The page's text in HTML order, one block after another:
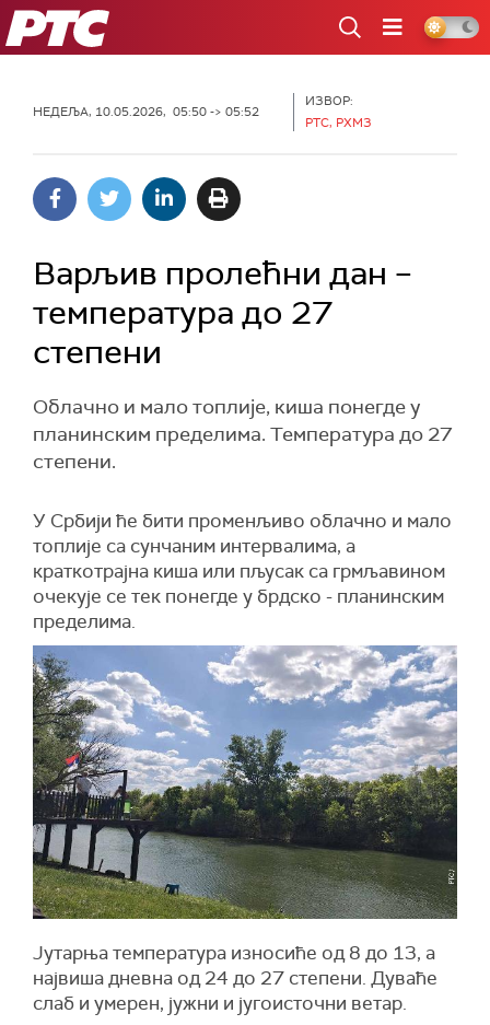
РТС
НЕДЕЉА, 10.05.2026, 05:50 -> 05:52
ИЗВОР:
РТС, РХМЗ
Варљив пролећни дан –
температура до 27
степени
Oблачно и мало топлије, киша понегде у
планинским пределима. Температура до 27
степени.
У Србији ће бити променљиво облачно и мало
топлије са сунчаним интервалима, а
краткотрајна киша или пљусак са грмљавином
очекује се тек понегде у брдско - планинским
пределима.
Јутарња температура износиће од 8 до 13, а
највиша дневна од 24 до 27 степени. Дуваће
слаб и умерен, јужни и југоисточни ветар.